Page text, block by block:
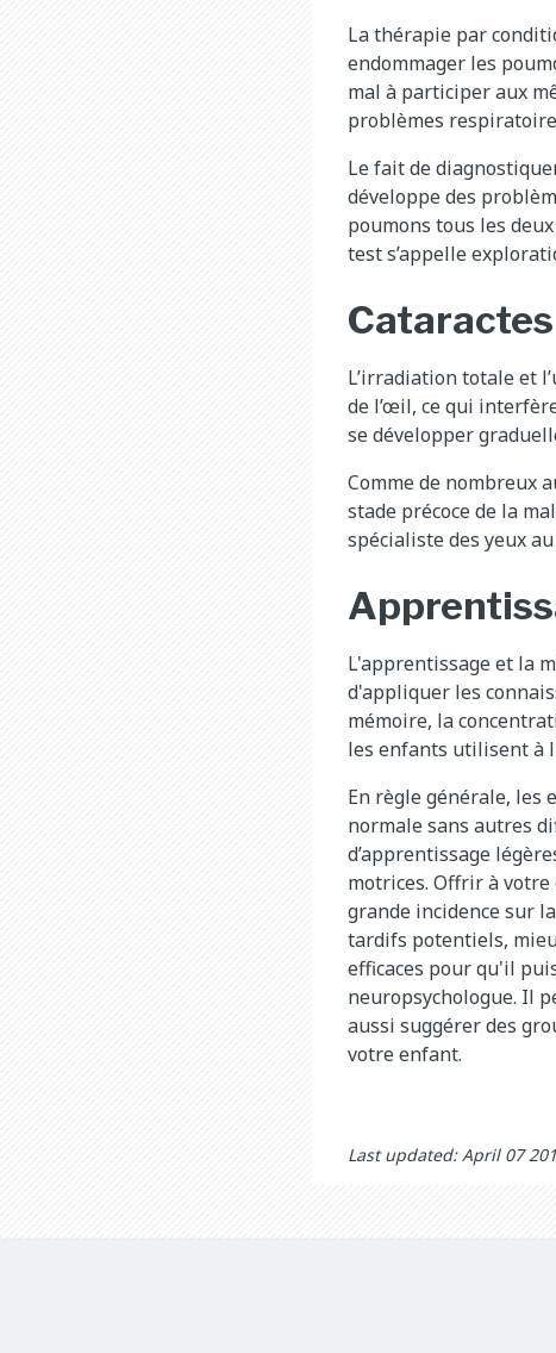
La thérapie par
endommager les
mal à participer aux
problèmes
Le fait de
développe des
poumons tous les
test s’appelle
Cataractes
L’irradiation totale et
de l’œil, ce qui
se développer
Comme de nombreux
stade précoce de la
spécialiste des yeux
L'apprentissage et la
d'appliquer les
mémoire, la
les enfants utilisent à
En règle générale, les
normale sans autres
d’apprentissage
motrices. Offrir à
grande incidence sur
tardifs potentiels,
efficaces pour qu'il
neuropsychologue. Il
aussi suggérer des
votre enfant.
Last updated: April 07